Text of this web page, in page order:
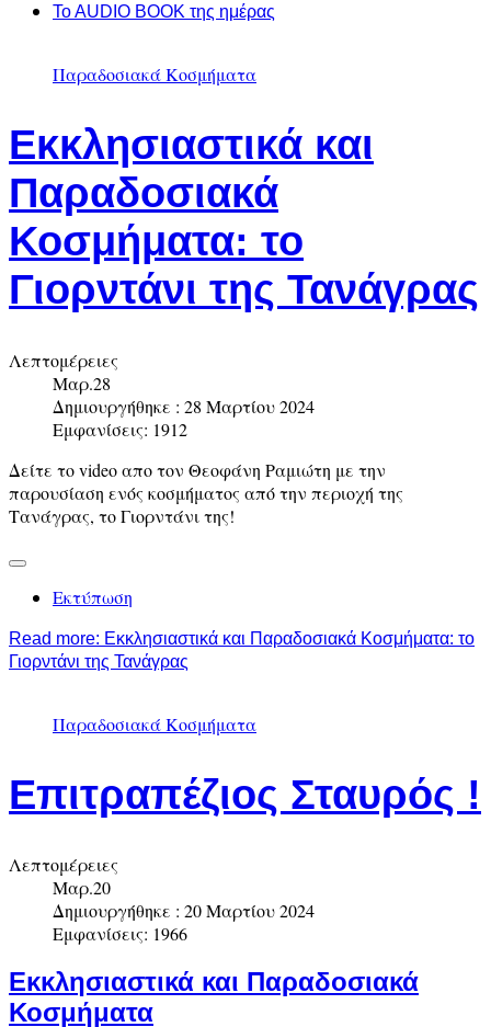
To AUDIO BOOK της ημέρας
Παραδοσιακά Κοσμήματα
Εκκλησιαστικά και
Παραδοσιακά
Κοσμήματα: το
Γιορντάνι της Τανάγρας
Λεπτομέρειες
Μαρ.28
Δημιουργήθηκε : 28 Μαρτίου 2024
Εμφανίσεις: 1912
Δείτε το video απο τον Θεοφάνη Ραμιώτη με την
παρουσίαση ενός κοσμήματος από την περιοχή της
Τανάγρας, το Γιορντάνι της!
Εκτύπωση
Read more: Εκκλησιαστικά και Παραδοσιακά Κοσμήματα: το
Γιορντάνι της Τανάγρας
Παραδοσιακά Κοσμήματα
Επιτραπέζιος Σταυρός !
Λεπτομέρειες
Μαρ.20
Δημιουργήθηκε : 20 Μαρτίου 2024
Εμφανίσεις: 1966
Εκκλησιαστικά και Παραδοσιακά
Κοσμήματα